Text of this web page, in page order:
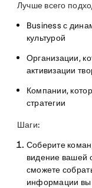
Лучше всего
Business с
культурой
Организации,
активизации
Компании,
стратегии
Шаги:
Соберите
видение вашей
сможете
информации вы